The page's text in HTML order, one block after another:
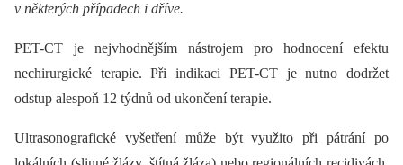
v ně­kte­rých případech i dříve.
PET-CT je nejvhodnějším nástrojem pro hodnocení efektu
nechirurgické terapie. Při indikaci PET-CT je nutno dodržet
odstup alespoň 12 týdnů od ukončení terapie.
Ultrasonografické vyšetření může být využito při pátrání po